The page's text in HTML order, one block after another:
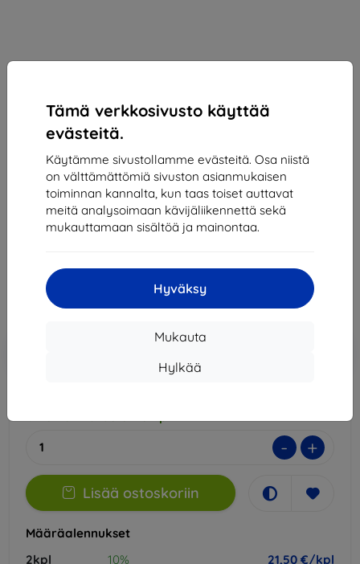
Tämä verkkosivusto käyttää
evästeitä.
Käytämme sivustollamme evästeitä. Osa niistä
on välttämättömiä sivuston asianmukaisen
toiminnan kannalta, kun taas toiset auttavat
meitä analysoimaan kävijäliikennettä sekä
mukauttamaan sisältöä ja mainontaa.
Hyväksy
Mukauta
Hylkää
3mk 1UP Protective film for Xiaomi Mix Fold 4
(front)
Xiaomi Mix Fold 4
21,50 €
Hinta ilman ALV:tä
Alennus kupongilla
- +
Lisää ostoskoriin
Määräalennukset
2kpl
10% 21,50 €/kpl